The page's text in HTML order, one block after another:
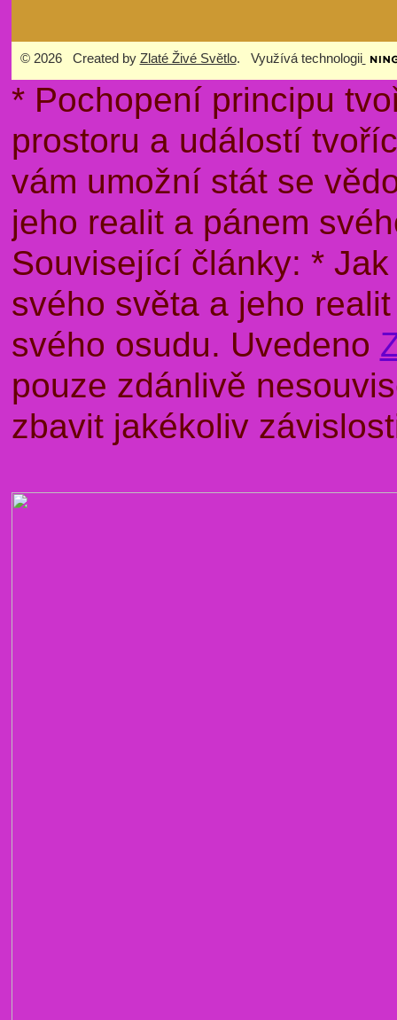
© 2026 Created by Zlaté Živé Světlo. Využívá technologii
* Pochopení principu
prostoru a událostí
vám umožní stát se
jeho realit a pánem
Související články: *
svého světa a jeho
svého osudu. Uvedeno
pouze zdánlivě
zbavit jakékoliv